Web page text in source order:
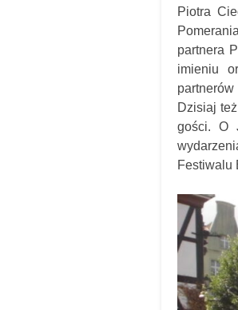
Piotra
partnera
imieniu
Dzisiaj
gości. O
Festiwalu